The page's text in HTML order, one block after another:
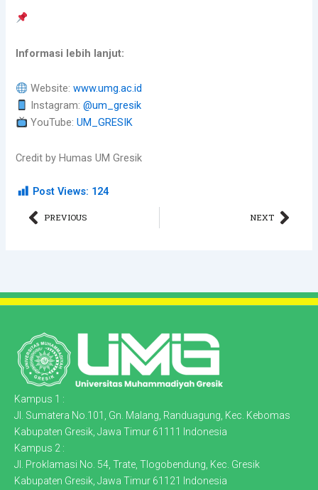
Informasi lebih lanjut:
Website:www.umg.ac.id
Instagram:@um_gresik
YouTube:UM_GRESIK
Credit by Humas UM Gresik
Post Views: 124
Prev
PREVIOUS NEXT
Kampus 1 :
Jl. Sumatera No.101, Gn. Malang, Randuagung, Kec. Kebomas
Kabupaten Gresik, Jawa Timur 61111 Indonesia
Kampus 2 :
Jl. Proklamasi No. 54, Trate, Tlogobendung, Kec. Gresik
Kabupaten Gresik, Jawa Timur 61121 Indonesia